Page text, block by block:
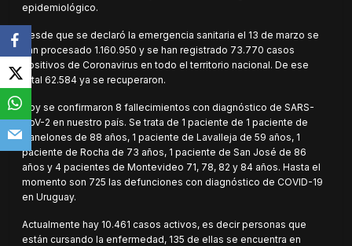
epidemiológico.
Desde que se declaró la emergencia sanitaria el 13 de marzo se
han procesado 1.160.950 y se han registrado 73.770 casos
positivos de Coronavirus en todo el territorio nacional. De ese
total 62.584 ya se recuperaron.
Hoy se confirmaron 8 fallecimientos con diagnóstico de SARS-
CoV-2 en nuestro país. Se trata de 1 paciente de 1 paciente de
Canelones de 88 años, 1 paciente de Lavalleja de 59 años, 1
paciente de Rocha de 73 años, 1 paciente de San José de 86
años y 4 pacientes de Montevideo 71, 78, 82 y 84 años. Hasta el
momento son 725 las defunciones con diagnóstico de COVID-19
en Uruguay.
Actualmente hay 10.461 casos activos, es decir personas que
están cursando la enfermedad, 135 de ellas se encuentra en